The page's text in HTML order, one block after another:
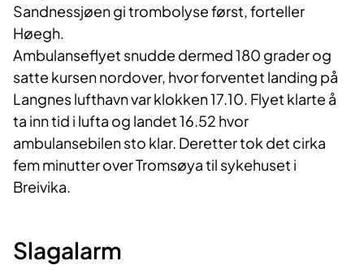
Sandnessjøen gi trombolyse først, forteller
Høegh.
Ambulanseflyet snudde dermed 180 grader og
satte kursen nordover, hvor forventet landing på
Langnes lufthavn var klokken 17.10. Flyet klarte å
ta inn tid i lufta og landet 16.52 hvor
ambulansebilen sto klar. Deretter tok det cirka
fem minutter over Tromsøya til sykehuset i
Breivika.
Slagalarm